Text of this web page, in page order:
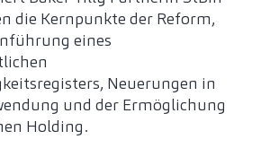
die Kernpunkte der Reform,
eines
Neuerungen in
und der Ermöglichung
Holding.